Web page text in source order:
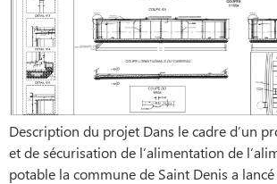
Description du projet Dans le cadre d’un
et de sécurisation de l’alimentation de
potable la commune de Saint Denis a